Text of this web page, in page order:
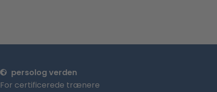
persolog verden
For certificerede trænere